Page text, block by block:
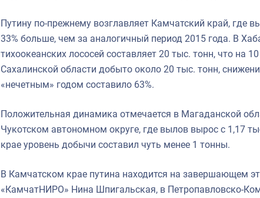
Путину по-прежнему возглавляет Камчатский край, где
33% больше, чем за аналогичный период 2015 года. В
тихоокеанских лососей составляет 20 тыс. тонн, что на
Сахалинской области добыто около 20 тыс. тонн,
«нечетным» годом составило 63%.
Положительная динамика отмечается в Магаданской
Чукотском автономном округе, где вылов вырос с 1,17
крае уровень добычи составил чуть менее 1 тонны.
В Камчатском крае путина находится на завершающем
«КамчатНИРО» Нина Шпигальская, в Петропавловско-